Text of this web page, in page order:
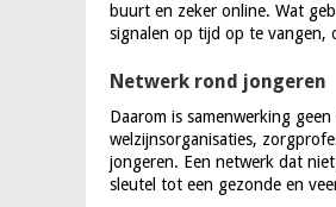
buurt en zeker online. Wat
signalen op tijd op te vangen,
Netwerk rond jongeren
Daarom is samenwerking
welzijnsorganisaties,
jongeren. Een netwerk dat
sleutel tot een gezonde en